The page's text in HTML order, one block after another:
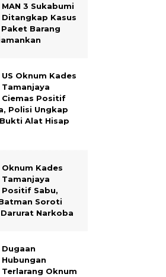
MAN 3 Sukabumi
Ditangkap Kasus
Paket Barang
US Oknum Kades
Tamanjaya
Ciemas Positif
Polisi Ungkap
Alat Hisap
Oknum Kades
Tamanjaya
Positif Sabu,
Soroti
Narkoba
Dugaan
Hubungan
Terlarang Oknum